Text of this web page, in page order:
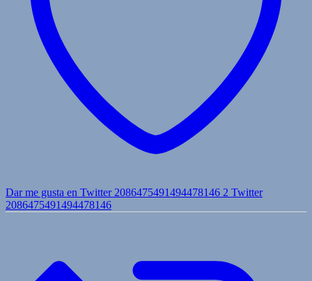
Dar me gusta en Twitter 2086475491494478146 2 Twitter
2086475491494478146